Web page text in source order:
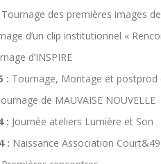
Tournage des premières images
d’un clip institutionnel «
d’INSPIRE
: Tournage, Montage et postprod
de MAUVAISE NOUVELLE
: Journée ateliers Lumière et Son
: Naissance Association Court&49